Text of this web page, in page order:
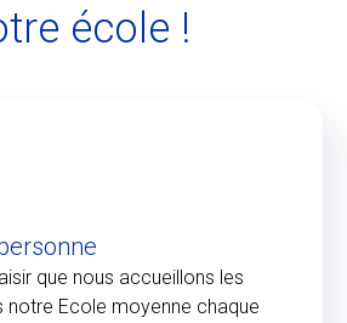
école !
que nous accueillons les
notre Ecole moyenne chaque